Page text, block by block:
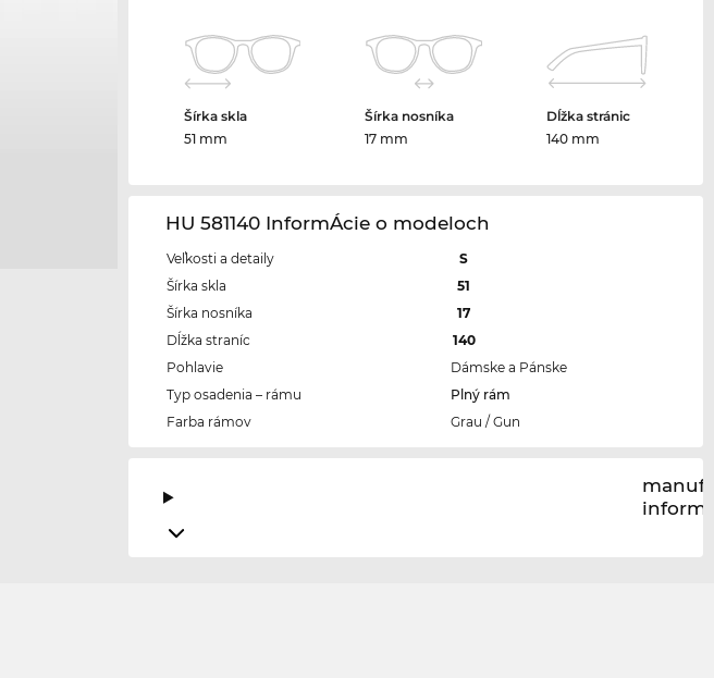
Šírka skla
51 mm
Šírka nosníka
17 mm
Dĺžka stránic
140 mm
HU 581140 InformÁcie o modeloch
Veľkosti a detaily
S
Šírka skla
51
Šírka nosníka
17
Dĺžka straníc
140
Pohlavie
Dámske a Pánske
Typ osadenia – rámu
Plný rám
Farba rámov
Grau / Gun